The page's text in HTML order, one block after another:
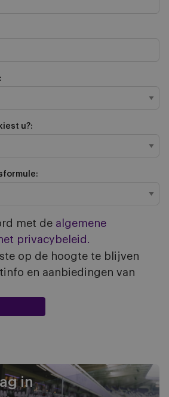
u?:
met de algemene
privacybeleid.
op de hoogte te blijven
en aanbiedingen van
in